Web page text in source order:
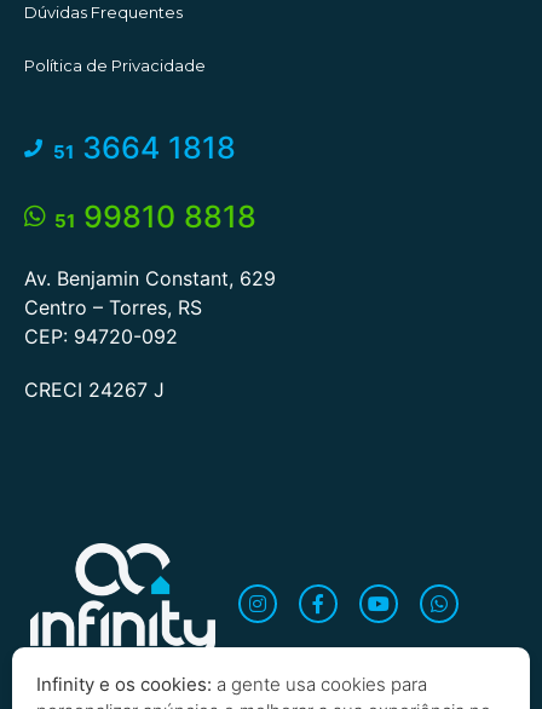
Dúvidas Frequentes
Política de Privacidade
51 3664 1818
51 99810 8818
Av. Benjamin Constant, 629
Centro – Torres, RS
CEP: 94720-092
CRECI 24267 J
Infinity e os cookies: a gente usa cookies para